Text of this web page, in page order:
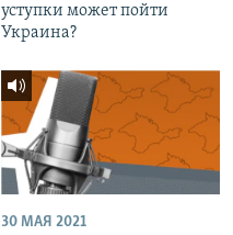
уступки может пойти
Украина?
30 МАЯ 2021